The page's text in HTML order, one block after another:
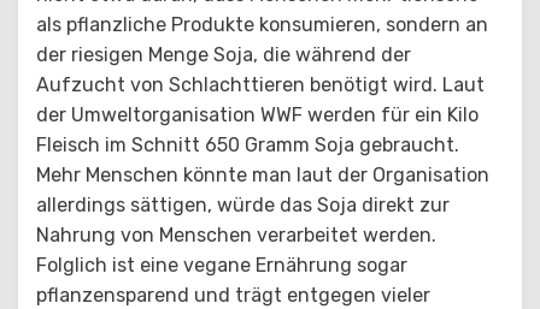
als pflanzliche Produkte konsumieren, sondern an
der riesigen Menge Soja, die während der
Aufzucht von Schlachttieren benötigt wird. Laut
der Umweltorganisation WWF werden für ein Kilo
Fleisch im Schnitt 650 Gramm Soja gebraucht.
Mehr Menschen könnte man laut der Organisation
allerdings sättigen, würde das Soja direkt zur
Nahrung von Menschen verarbeitet werden.
Folglich ist eine vegane Ernährung sogar
pflanzensparend und trägt entgegen vieler